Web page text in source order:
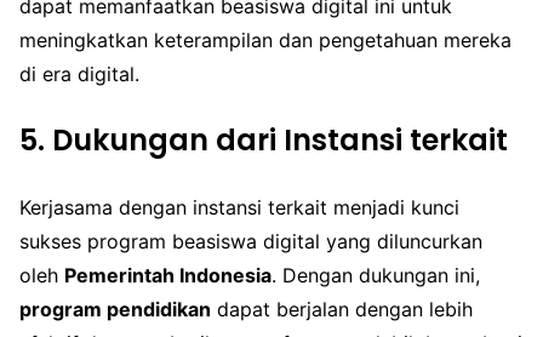
dapat memanfaatkan beasiswa digital ini untuk
meningkatkan keterampilan dan pengetahuan mereka
di era digital.
5. Dukungan dari Instansi terkait
Kerjasama dengan instansi terkait menjadi kunci
sukses program beasiswa digital yang diluncurkan
oleh Pemerintah Indonesia. Dengan dukungan ini,
program pendidikan dapat berjalan dengan lebih